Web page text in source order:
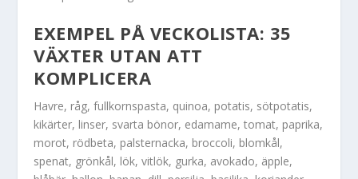
EXEMPEL PÅ VECKOLISTA: 35
VÄXTER UTAN ATT
KOMPLICERA
Havre, råg, fullkornspasta, quinoa, potatis, sötpotatis,
kikärter, linser, svarta bönor, edamame, tomat, paprika,
morot, rödbeta, palsternacka, broccoli, blomkål,
spenat, grönkål, lök, vitlök, gurka, avokado, äpple,